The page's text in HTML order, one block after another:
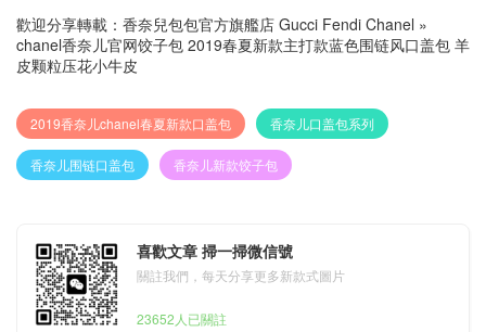
歡迎分享轉載： 香奈兒包包官方旗艦店 Gucci Fendi Chanel »
chanel香奈儿官网饺子包 2019春夏新款主打款蓝色围链风口盖包 羊
皮颗粒压花小牛皮
2019香奈儿chanel春夏新款口盖包 香奈儿口盖包系列
香奈儿围链口盖包 香奈儿新款饺子包
喜歡文章 掃一掃微信號
關註我們，每天分享更多新款式圖片
23652人已關註